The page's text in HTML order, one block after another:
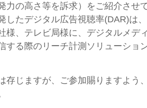
力の高さ等を訴求）をご紹介させ
したデジタル広告視聴率(DAR)は
様、テレビ局様に、デジタルメデ
する際のリーチ計測ソリューショ
存じますが、ご参加賜りますよう